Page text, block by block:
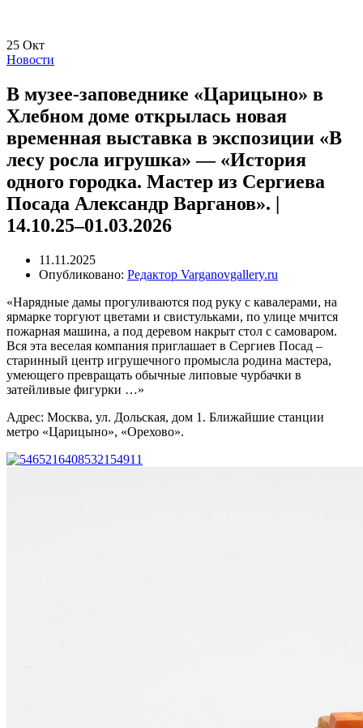
25 Окт
Новости
В музее-заповеднике «Царицыно» в
Хлебном доме открылась новая
временная выставка в экспозиции «В
лесу росла игрушка» — «История
одного городка. Мастер из Сергиева
Посада Александр Варганов». |
14.10.25–01.03.2026
11.11.2025
Опубликовано: Редактор Varganovgallery.ru
«Нарядные дамы прогуливаются под руку с кавалерами, на
ярмарке торгуют цветами и свистульками, по улице мчится
пожарная машина, а под деревом накрыт стол с самоваром.
Вся эта веселая компания приглашает в Сергиев Посад –
старинный центр игрушечного промысла родина мастера,
умеющего превращать обычные липовые чурбачки в
затейливые фигурки …»
Адрес: Москва, ул. Дольская, дом 1. Ближайшие станции
метро «Царицыно», «Орехово».